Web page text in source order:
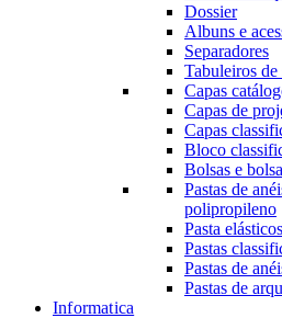
Dossier
Albuns e
Separadores
Tabuleiros de
Capas
Capas de
Capas
Bloco
Bolsas e
Pastas de
polipropileno
Pasta
Pastas
Pastas de
Pastas de
Informatica